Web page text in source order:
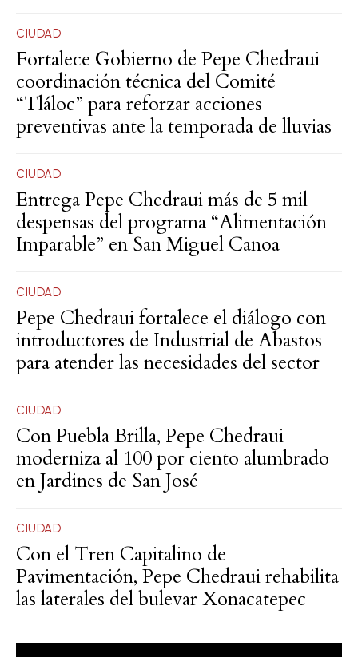
CIUDAD
Fortalece Gobierno de Pepe Chedraui
coordinación técnica del Comité
“Tláloc” para reforzar acciones
preventivas ante la temporada de lluvias
CIUDAD
Entrega Pepe Chedraui más de 5 mil
despensas del programa “Alimentación
Imparable” en San Miguel Canoa
CIUDAD
Pepe Chedraui fortalece el diálogo con
introductores de Industrial de Abastos
para atender las necesidades del sector
CIUDAD
Con Puebla Brilla, Pepe Chedraui
moderniza al 100 por ciento alumbrado
en Jardines de San José
CIUDAD
Con el Tren Capitalino de
Pavimentación, Pepe Chedraui rehabilita
las laterales del bulevar Xonacatepec